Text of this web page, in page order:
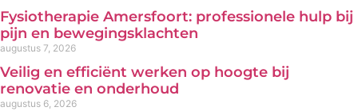
Fysiotherapie Amersfoort: professionele hulp bij
pijn en bewegingsklachten
augustus 7, 2026
Veilig en efficiënt werken op hoogte bij
renovatie en onderhoud
augustus 6, 2026